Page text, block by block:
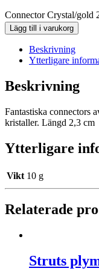
Connector Crystal/gold
Lägg till i varukorg
Beskrivning
Ytterligare
Beskrivning
Fantastiska connectors
kristaller. Längd 2,3 cm
Ytterligare
Vikt 10 g
Relaterade
Struts